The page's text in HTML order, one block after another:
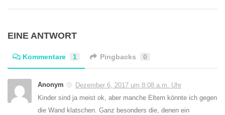
EINE ANTWORT
Kommentare 1 Pingbacks 0
Anonym
Dezember 6, 2017 um 8:08 a.m. Uhr
Kinder sind ja meist ok, aber manche Eltern könnte ich gegen
die Wand klatschen. Ganz besonders die, denen ein